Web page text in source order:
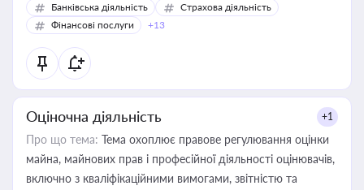
Банківська діяльність
Страхова діяльність
Фінансові послуги
+13
Оціночна діяльність +1
Про що тема: Тема охоплює правове регулювання оцінки
майна, майнових прав і професійної діяльності оцінювачів,
включно з кваліфікаційними вимогами, звітністю та